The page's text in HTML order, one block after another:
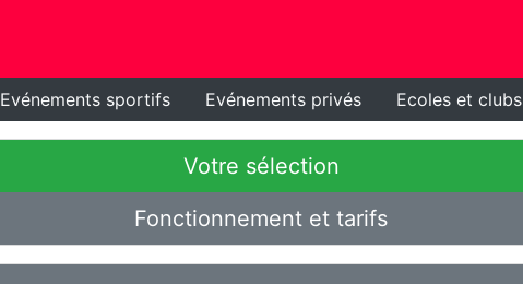
Evénements sportifs Evénements privés Ecoles et clubs
Votre sélection
Fonctionnement et tarifs